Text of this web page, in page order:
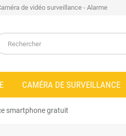
de vidéo surveillance - Alarme
CAMÉRA DE SURVEILLANCE
smartphone gratuit